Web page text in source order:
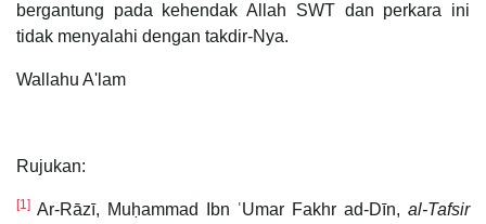
bergantung pada kehendak Allah SWT dan perkara ini
tidak menyalahi dengan takdir-Nya.
Wallahu A'lam
Rujukan:
[1] Ar-Rāzī, Muḥammad Ibn ʿUmar Fakhr ad-Dīn, al-Tafsir